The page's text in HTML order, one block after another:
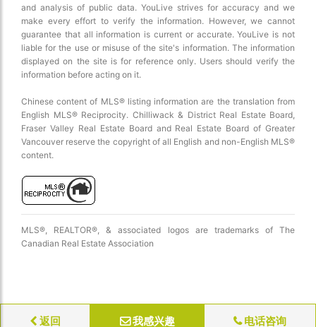
返回 我感兴趣 电话咨询
and analysis of public data. YouLive strives for accuracy and we
make every effort to verify the information. However, we cannot
guarantee that all information is current or accurate. YouLive is not
liable for the use or misuse of the site's information. The information
displayed on the site is for reference only. Users should verify the
information before acting on it.
Chinese content of MLS® listing information are the translation from
English MLS® Reciprocity. Chilliwack & District Real Estate Board,
Fraser Valley Real Estate Board and Real Estate Board of Greater
Vancouver reserve the copyright of all English and non-English MLS®
content.
MLS®, REALTOR®, & associated logos are trademarks of The
Canadian Real Estate Association